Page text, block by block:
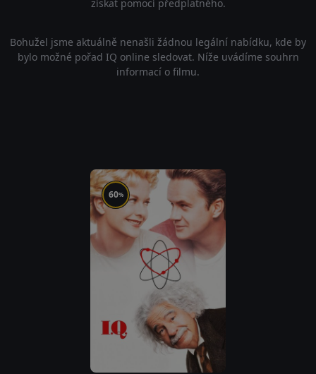
získat pomocí předplatného.
Bohužel jsme aktuálně nenašli žádnou legální nabídku, kde by
bylo možné pořad IQ online sledovat. Níže uvádíme souhrn
informací o filmu.
60%